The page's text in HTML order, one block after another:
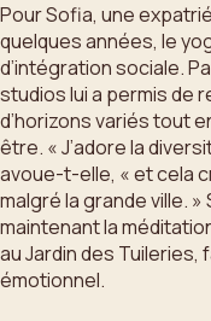
Pour Sofia, une
quelques années, le
d’intégration sociale.
studios lui a permis de
d’horizons variés tout
être. « J’adore la
avoue-t-elle, « et cela
malgré la grande ville.
maintenant la
au Jardin des Tuileries,
émotionnel.